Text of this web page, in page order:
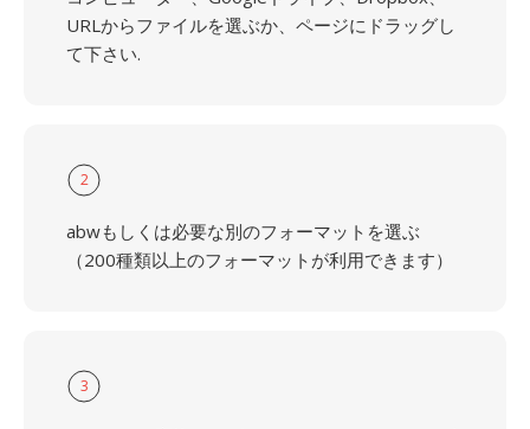
URLからファイルを選ぶか、ページにドラッグし
て下さい.
2
abwもしくは必要な別のフォーマットを選ぶ
（200種類以上のフォーマットが利用できます）
3